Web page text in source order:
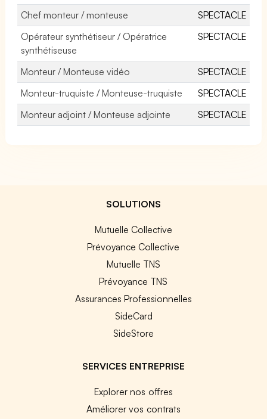
Chef monteur / monteuse
SPECTACLE
Opérateur synthétiseur / Opératrice
synthétiseuse
SPECTACLE
Monteur / Monteuse vidéo
SPECTACLE
Monteur-truquiste / Monteuse-truquiste
SPECTACLE
Monteur adjoint / Monteuse adjointe
SPECTACLE
SOLUTIONS
Mutuelle Collective
Prévoyance Collective
Mutuelle TNS
Prévoyance TNS
Assurances Professionnelles
SideCard
SideStore
SERVICES ENTREPRISE
Explorer nos offres
Améliorer vos contrats